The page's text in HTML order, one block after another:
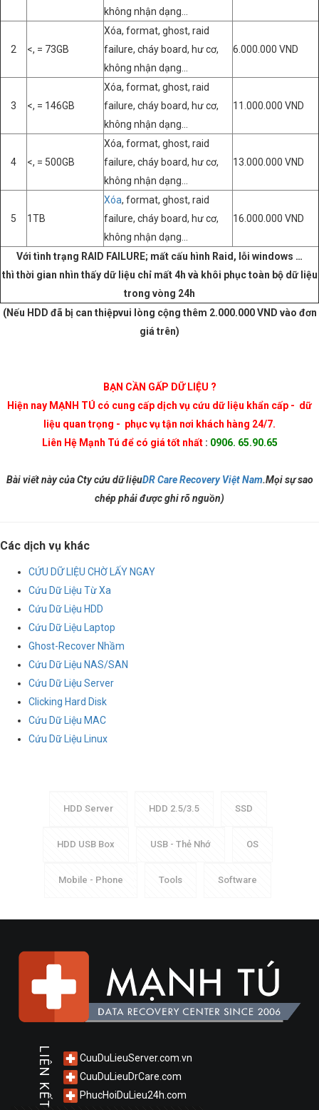
không nhận dạng…
2 <, = 73GB
Xóa, format, ghost, raid
failure, cháy board, hư cơ,
không nhận dạng…
6.000.000 VND
3 <, = 146GB
Xóa, format, ghost, raid
failure, cháy board, hư cơ,
không nhận dạng…
11.000.000 VND
4 <, = 500GB
Xóa, format, ghost, raid
failure, cháy board, hư cơ,
không nhận dạng…
13.000.000 VND
5 1TB
Xóa, format, ghost, raid
failure, cháy board, hư cơ,
không nhận dạng…
16.000.000 VND
Với tình trạng RAID FAILURE; mất cấu hình Raid, lỗi windows …
thì thời gian nhìn thấy dữ liệu chỉ mất 4h và khôi phục toàn bộ dữ liệu
trong vòng 24h
(Nếu HDD đã bị can thiệpvui lòng cộng thêm 2.000.000 VND vào đơn
giá trên)
BẠN CẦN GẤP DỮ LIỆU ?
Hiện nay MẠNH TÚ có cung cấp dịch vụ cứu dữ liệu khẩn cấp - dữ
liệu quan trọng - phục vụ tận nơi khách hàng 24/7.
Liên Hệ Mạnh Tú để có giá tốt nhất: 0906. 65.90.65
Bài viết này của Cty cứu dữ liệuDR Care Recovery Việt Nam.Mọi sự sao
chép phải được ghi rõ nguồn)
Các dịch vụ khác
CỨU DỮ LIỆU CHỜ LẤY NGAY
Cứu Dữ Liệu Từ Xa
Cứu Dữ Liệu HDD
Cứu Dữ Liệu Laptop
Ghost-Recover Nhầm
Cứu Dữ Liệu NAS/SAN
Cứu Dữ Liệu Server
Clicking Hard Disk
Cứu Dữ Liệu MAC
Cứu Dữ Liệu Linux
HDD Server HDD 2.5/3.5 SSD
HDD USB Box USB - Thẻ Nhớ OS
Mobile - Phone Tools Software
LIÊN KẾT
CuuDuLieuServer.com.vn
CuuDuLieuDrCare.com
PhucHoiDuLieu24h.com